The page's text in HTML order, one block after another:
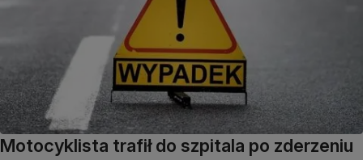
Motocyklista trafił do szpitala po zderzeniu